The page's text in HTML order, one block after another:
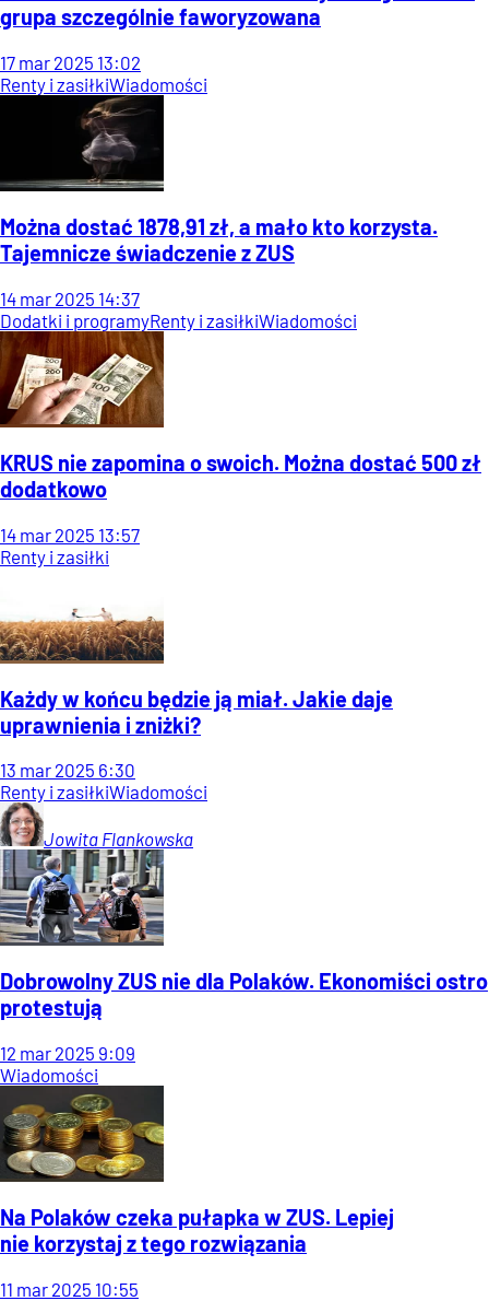
grupa szczególnie faworyzowana
17 mar 2025 13:02
Renty i zasiłkiWiadomości
Można dostać 1878,91 zł, a mało kto korzysta.
Tajemnicze świadczenie z ZUS
14 mar 2025 14:37
Dodatki i programyRenty i zasiłkiWiadomości
KRUS nie zapomina o swoich. Można dostać 500 zł
dodatkowo
14 mar 2025 13:57
Renty i zasiłki
Każdy w końcu będzie ją miał. Jakie daje
uprawnienia i zniżki?
13 mar 2025 6:30
Renty i zasiłkiWiadomości
Jowita Flankowska
Dobrowolny ZUS nie dla Polaków. Ekonomiści ostro
protestują
12 mar 2025 9:09
Wiadomości
Na Polaków czeka pułapka w ZUS. Lepiej
nie korzystaj z tego rozwiązania
11 mar 2025 10:55